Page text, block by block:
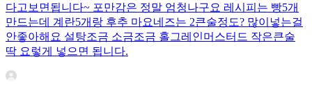
다고보면됩니다~ 포만감은 정말 엄청나구요 레시피는 빵5개
만드는데 계란5개랑 후추 마요네즈는 2큰술정도? 많이넣는걸
안좋아해요 설탕조금 소금조금 홀그레인머스터드 작은큰술
딱 요렇게 넣으면 됩니다.